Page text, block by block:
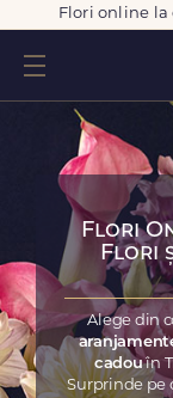
Flori online la
Flori
Flori
Alege din
cadouîn
Surprinde pe